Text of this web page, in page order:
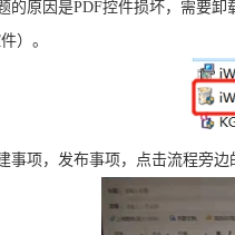
的原因是PDF控件损坏，需要
）。
事项，发布事项，点击流程旁